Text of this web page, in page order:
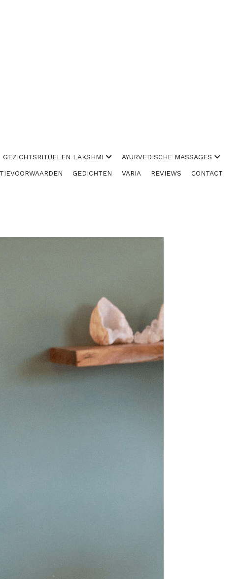
GEZICHTSRITUELEN LAKSHMI AYURVEDISCHE MASSAGES
GEDICHTEN VARIA REVIEWS
CONTACT